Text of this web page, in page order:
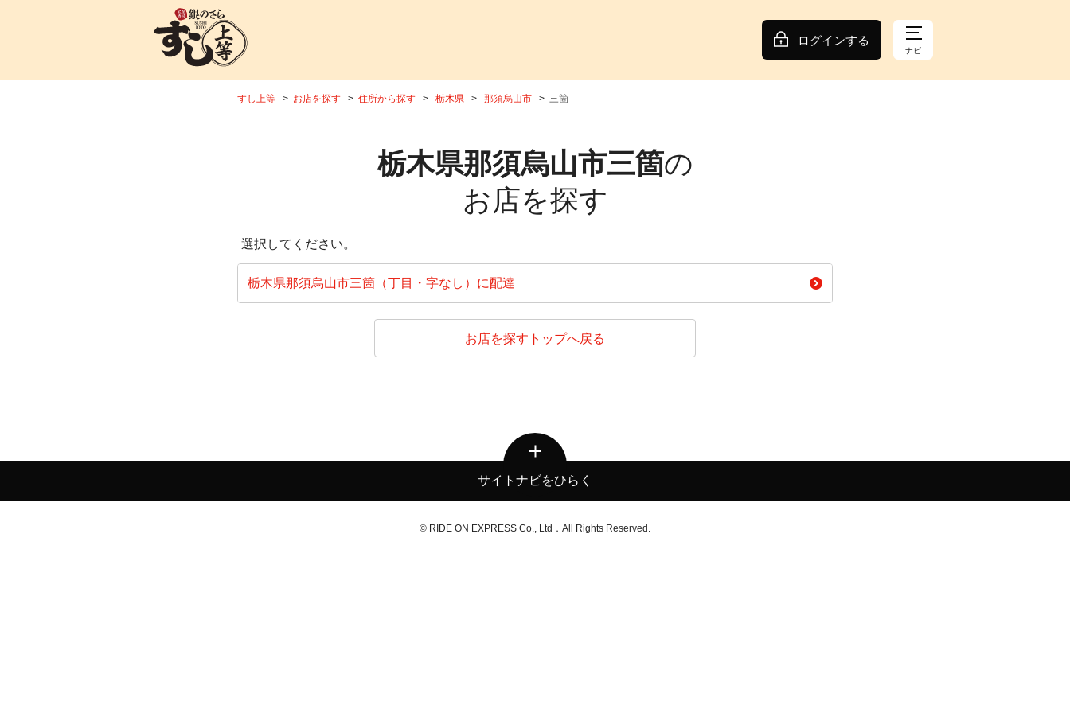
ログインする
ナビ
すし上等 お店を探す 住所から探す 栃木県 那須烏山市 三箇
栃木県那須烏山市三箇の
お店を探す
選択してください。
栃木県那須烏山市三箇（丁目・字なし）に配達
お店を探すトップへ戻る
サイトナビをひらく
© RIDE ON EXPRESS Co., Ltd．All Rights Reserved.